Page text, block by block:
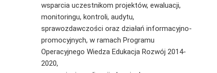
wsparcia uczestnikom projektów, ewaluacji,
monitoringu, kontroli, audytu,
sprawozdawczości oraz działań informacyjno-
promocyjnych, w ramach Programu
Operacyjnego Wiedza Edukacja Rozwój 2014-
2020,